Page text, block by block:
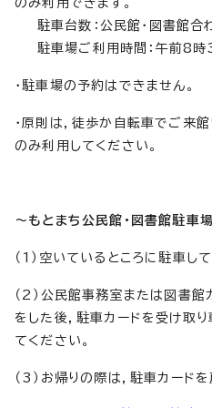
駐車台数：公民館・図書館
駐車場ご利用時間：午前8
・駐車場の予約はできません。
・原則は，徒歩か自転車でご来
のみ利用してください。
～もとまち公民館・図書館駐車
（1）空いているところに駐車して
（2）公民館事務室または図書
をした後，駐車カードを受け取
てください。
（3）お帰りの際は，駐車カード